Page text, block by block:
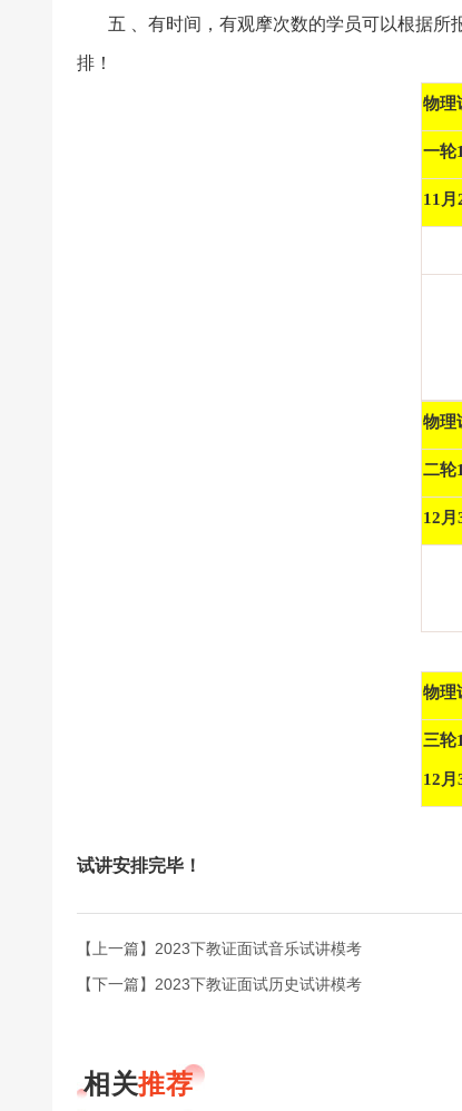
五 、有时间，有观摩次数的学员可以根据所
排！
物理
一轮
11月
物理
二轮
12月
物理
三轮
12月
试讲安排完毕！
【上一篇】2023下教证面试音乐试讲模考
【下一篇】2023下教证面试历史试讲模考
相关推荐